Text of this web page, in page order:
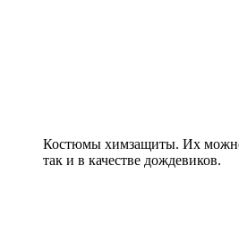
Костюмы химзащиты. Их можно
так и в качестве дождевиков.